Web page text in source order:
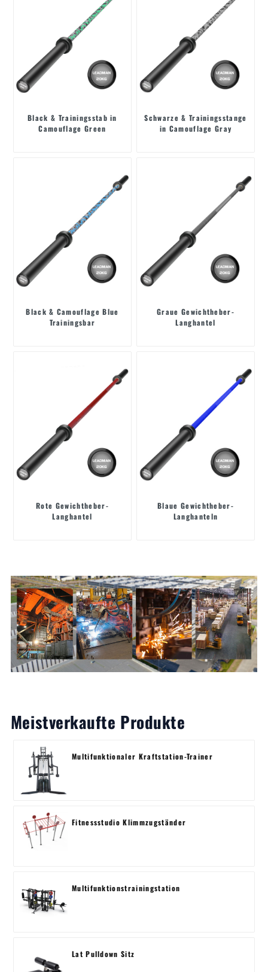
Black & Trainingsstab in
Camouflage Green
Schwarze & Trainingsstange
in Camouflage Gray
Black & Camouflage Blue
Trainingsbar
Graue Gewichtheber-
Langhantel
Rote Gewichtheber-
Langhantel
Blaue Gewichtheber-
Langhanteln
Meistverkaufte Produkte
Multifunktionaler Kraftstation-Trainer
Fitnessstudio Klimmzugständer
Multifunktionstrainingstation
Lat Pulldown Sitz